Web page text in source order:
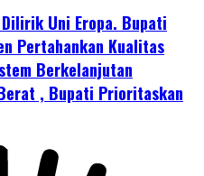
Uni Eropa. Bupati
Pertahankan Kualitas
Berkelanjutan
, Bupati Prioritaskan